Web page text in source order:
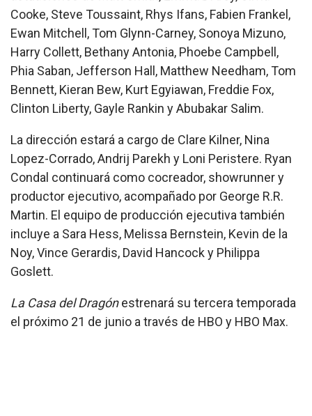
Cooke, Steve Toussaint, Rhys Ifans, Fabien Frankel,
Ewan Mitchell, Tom Glynn-Carney, Sonoya Mizuno,
Harry Collett, Bethany Antonia, Phoebe Campbell,
Phia Saban, Jefferson Hall, Matthew Needham, Tom
Bennett, Kieran Bew, Kurt Egyiawan, Freddie Fox,
Clinton Liberty, Gayle Rankin y Abubakar Salim.
La dirección estará a cargo de Clare Kilner, Nina
Lopez-Corrado, Andrij Parekh y Loni Peristere. Ryan
Condal continuará como cocreador, showrunner y
productor ejecutivo, acompañado por George R.R.
Martin. El equipo de producción ejecutiva también
incluye a Sara Hess, Melissa Bernstein, Kevin de la
Noy, Vince Gerardis, David Hancock y Philippa
Goslett.
La Casa del Dragónestrenará su tercera temporada
el próximo 21 de junio a través de HBO y HBO Max.